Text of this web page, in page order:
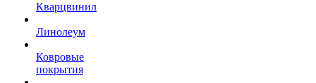
Кварцвинил
Линолеум
Ковровые
покрытия